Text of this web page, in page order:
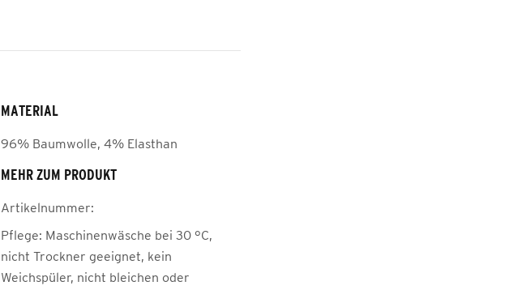
MATERIAL
96% Baumwolle, 4% Elasthan
MEHR ZUM PRODUKT
Artikelnummer:
Pflege: Maschinenwäsche bei 30 °C,
nicht Trockner geeignet, kein
Weichspüler, nicht bleichen oder